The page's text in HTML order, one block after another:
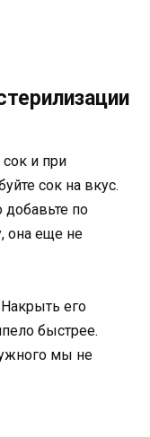
и при
сок на вкус.
добавьте по
она еще не
Накрыть его
быстрее.
мы не